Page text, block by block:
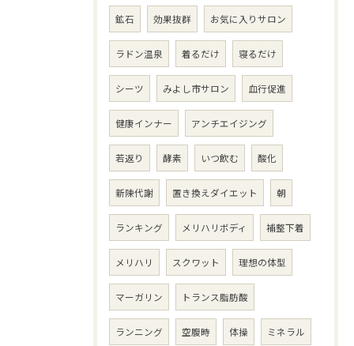
鉱石 効果抜群 お気に入りサロン
ラドン温泉 着るだけ 寝るだけ
シーツ みよし市サロン 血行促進
健康インナー アンチエイジング
若返り 酵素 いつ飲む 酸化
新陳代謝 置き換えダイエット 朝
ランキング メリハリボディ 補整下着
メリハリ スクワット 理想の体型
マーガリン トランス脂肪酸
ランニング 空腹時 体操 ミネラル